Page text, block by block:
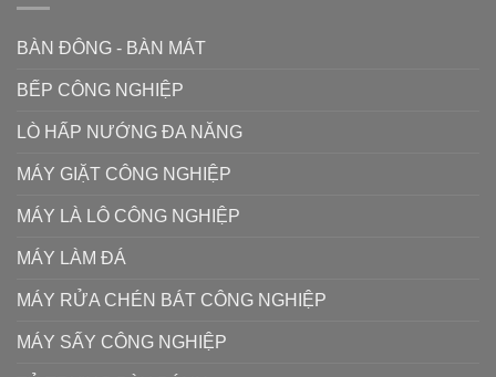
BÀN ĐÔNG - BÀN MÁT
BẾP CÔNG NGHIỆP
LÒ HẤP NƯỚNG ĐA NĂNG
MÁY GIẶT CÔNG NGHIỆP
MÁY LÀ LÔ CÔNG NGHIỆP
MÁY LÀM ĐÁ
MÁY RỬA CHÉN BÁT CÔNG NGHIỆP
MÁY SẤY CÔNG NGHIỆP